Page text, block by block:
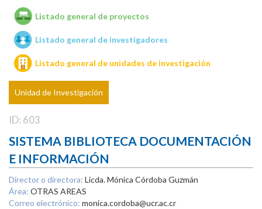
Unidades de investigación
Listado general de proyectos
Listado general de investigadores
Listado general de unidades de investigación
Unidad de Investigación
ID: 603
SISTEMA BIBLIOTECA DOCUMENTACIÓN
E INFORMACIÓN
Director o directora: Licda. Mónica Córdoba Guzmán
Área: OTRAS AREAS
Correo electrónico: monica.cordoba@ucr.ac.cr